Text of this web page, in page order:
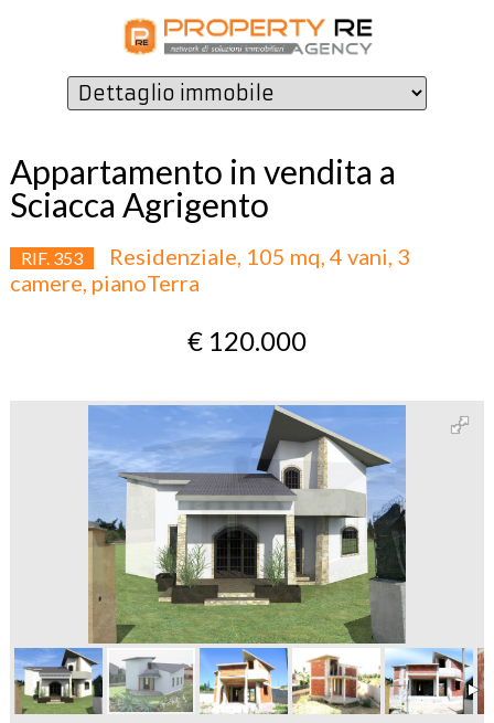
Appartamento in vendita a
Sciacca Agrigento
RIF. 353
Residenziale, 105 mq, 4 vani, 3
camere, pianoTerra
€ 120.000